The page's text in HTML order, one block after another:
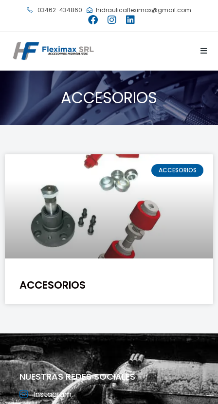
03462-434860 hidraulicafleximax@gmail.com
ACCESORIOS
ACCESORIOS
ACCESORIOS
NUESTRAS REDES SOCIALES
Instagram